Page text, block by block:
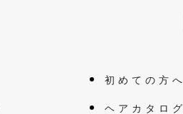
初めての方へ
ヘアカタログ